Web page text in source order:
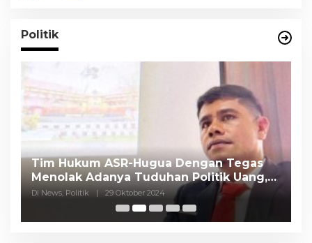
Politik
Tim Hukum ASR-Hugua Dengan Tegas
Menolak Adanya Tuduhan Politik Uang,
Pasar Murah Tidak Dilaksanakan Oleh
Di News, Politik | 29 Oktober 2024